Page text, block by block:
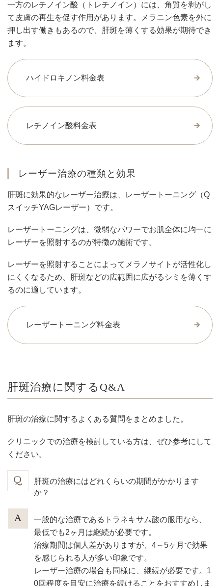
一方のレチノイン酸（トレチノイン）には、角質を剥がし
て皮膚の再生を促す作用があります。メラニン色素を外に
押し出す働きもあるので、肝斑を薄くする効果が期待でき
ます。
ハイドロキノン料金表
レチノイン酸料金表
レーザー治療の種類と効果
肝斑に効果的なレーザー治療は、レーザートーニング（Q
スイッチYAGレーザー）です。
レーザートーニングは、微弱なパワーでお肌全体に均一に
レーザーを照射するのが特徴の施術です。
レーザーを照射することによってメラノサイトが活性化し
にくくなるため、肝斑などの広範囲に広がるシミを薄くす
るのに適しています。
レーザートーニング料金表
肝斑治療に関するQ&A
肝斑の治療に関するよくある質問をまとめました。
クリニックでの治療を検討している方は、ぜひ参考にして
ください。
肝斑の治療にはどれくらいの期間がかかります
か？
一般的な治療であるトラネキサム酸の服用なら、
最低でも2ヶ月は継続が必要です。
治療期間は個人差がありますが、4～5ヶ月で効果
を感じられる人が多い印象です。
レーザー治療の場合も同様に、継続が必要です。1
0回程度を目安に治療を続けることをおすすめしま